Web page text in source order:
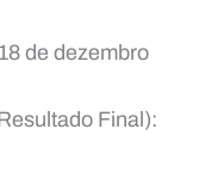
de dezembro
Final):